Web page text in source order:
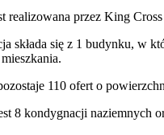
realizowana przez King
składa się z 1 budynku, w
110 ofert o
8 kondygnacji naziemnych